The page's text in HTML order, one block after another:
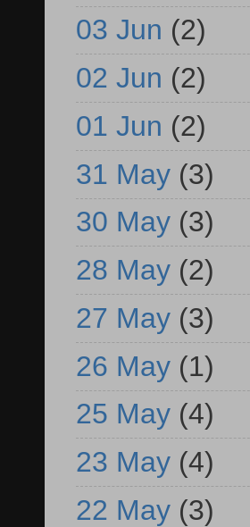
03 Jun (2)
02 Jun (2)
01 Jun (2)
31 May (3)
30 May (3)
28 May (2)
27 May (3)
26 May (1)
25 May (4)
23 May (4)
22 May (3)